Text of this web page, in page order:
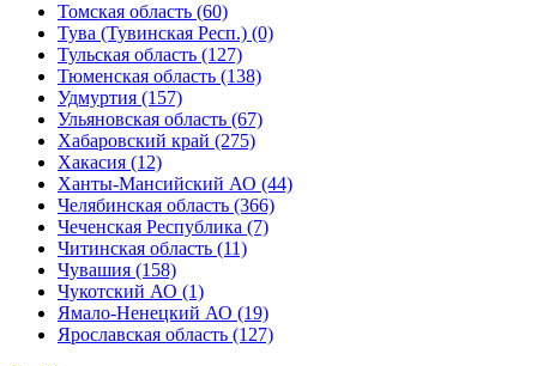
Томская область (60)
Тува (Тувинская Респ.) (0)
Тульская область (127)
Тюменская область (138)
Удмуртия (157)
Ульяновская область (67)
Хабаровский край (275)
Хакасия (12)
Ханты-Мансийский АО (44)
Челябинская область (366)
Чеченская Республика (7)
Читинская область (11)
Чувашия (158)
Чукотский АО (1)
Ямало-Ненецкий АО (19)
Ярославская область (127)